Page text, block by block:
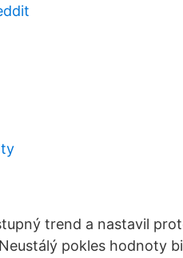
trend a nastavil
pokles hodnoty